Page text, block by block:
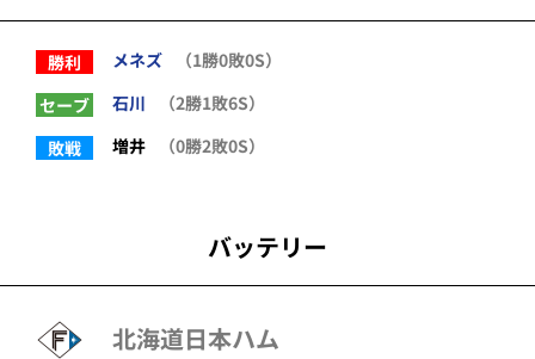
勝利 メネズ
（1勝0敗0S）
セーブ
石川
（2勝1敗6S）
敗戦
増井 （0勝2敗0S）
バッテリー
北海道日本ハム